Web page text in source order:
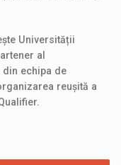
Universității
al
echipa de
reușită a